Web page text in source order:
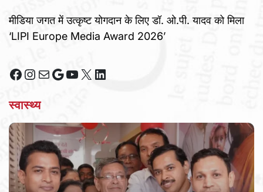
मीडिया जगत में उत्कृष्ट योगदान के लिए डॉ. ओ.पी. यादव को मिला
‘LIPI Europe Media Award 2026’
Facebook
Instagram
MailGoogle
YouTube
X LinkedIn
स्वास्थ्य